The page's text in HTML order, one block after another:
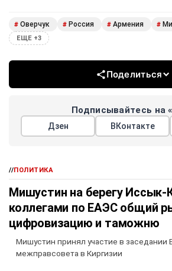
# Оверчук # Россия # Армения #
ЕЩЕ +3
Поделиться
Подписывайтесь на
Дзен ВКонтакте
//ПОЛИТИКА
Мишустин на берегу Иссык-
коллегами по ЕАЭС общий
цифровизацию и таможню
Мишустин принял участие в заседании
межправсовета в Киргизии